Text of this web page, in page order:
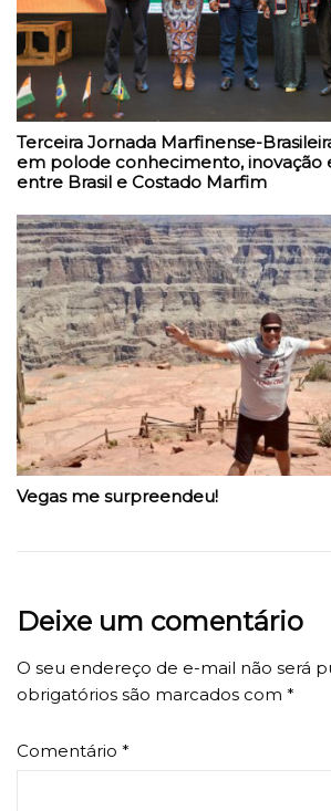
Terceira Jornada Marfinense-
em polode conhecimento, inovação
entre Brasil e Costado Marfim
Vegas me surpreendeu!
Deixe um comentário
O seu endereço de e-mail não será
obrigatórios são marcados com *
Comentário *